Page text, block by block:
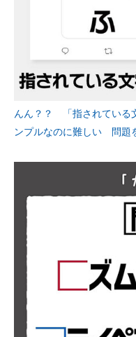
んん？？ 「指されている
ンプルなのに難しい 問